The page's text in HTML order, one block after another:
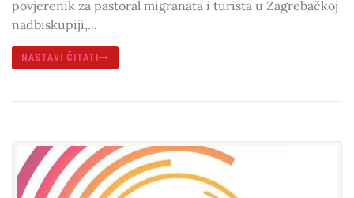
povjerenik za pastoral migranata i turista u Zagrebačkoj
nadbiskupiji,...
NASTAVI ČITATI